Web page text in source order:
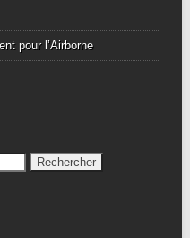
pour l’Airborne